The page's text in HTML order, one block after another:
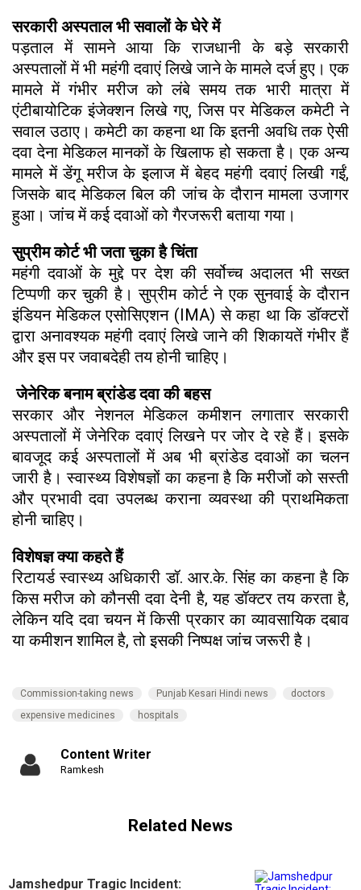
सरकारी अस्पताल भी सवालों के घेरे में
पड़ताल में सामने आया कि राजधानी के बड़े सरकारी
अस्पतालों में भी महंगी दवाएं लिखे जाने के मामले दर्ज हुए। एक
मामले में गंभीर मरीज को लंबे समय तक भारी मात्रा में
एंटीबायोटिक इंजेक्शन लिखे गए, जिस पर मेडिकल कमेटी ने
सवाल उठाए। कमेटी का कहना था कि इतनी अवधि तक ऐसी
दवा देना मेडिकल मानकों के खिलाफ हो सकता है। एक अन्य
मामले में डेंगू मरीज के इलाज में बेहद महंगी दवाएं लिखी गईं,
जिसके बाद मेडिकल बिल की जांच के दौरान मामला उजागर
हुआ। जांच में कई दवाओं को गैरजरूरी बताया गया।
सुप्रीम कोर्ट भी जता चुका है चिंता
महंगी दवाओं के मुद्दे पर देश की सर्वोच्च अदालत भी सख्त
टिप्पणी कर चुकी है। सुप्रीम कोर्ट ने एक सुनवाई के दौरान
इंडियन मेडिकल एसोसिएशन (IMA) से कहा था कि डॉक्टरों
द्वारा अनावश्यक महंगी दवाएं लिखे जाने की शिकायतें गंभीर हैं
और इस पर जवाबदेही तय होनी चाहिए।
जेनेरिक बनाम ब्रांडेड दवा की बहस
सरकार और नेशनल मेडिकल कमीशन लगातार सरकारी
अस्पतालों में जेनेरिक दवाएं लिखने पर जोर दे रहे हैं। इसके
बावजूद कई अस्पतालों में अब भी ब्रांडेड दवाओं का चलन
जारी है। स्वास्थ्य विशेषज्ञों का कहना है कि मरीजों को सस्ती
और प्रभावी दवा उपलब्ध कराना व्यवस्था की प्राथमिकता
होनी चाहिए।
विशेषज्ञ क्या कहते हैं
रिटायर्ड स्वास्थ्य अधिकारी डॉ. आर.के. सिंह का कहना है कि
किस मरीज को कौनसी दवा देनी है, यह डॉक्टर तय करता है,
लेकिन यदि दवा चयन में किसी प्रकार का व्यावसायिक दबाव
या कमीशन शामिल है, तो इसकी निष्पक्ष जांच जरूरी है।
Commission-taking news Punjab Kesari Hindi news
doctors
expensive medicines
hospitals
Content Writer
Ramkesh
Related News
Jamshedpur Tragic Incident: